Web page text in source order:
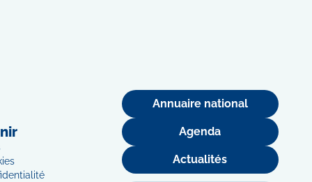
Annuaire national
Agenda
Actualités